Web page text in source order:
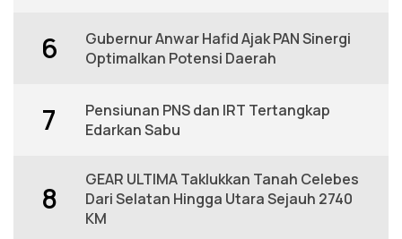
6
Gubernur Anwar Hafid Ajak PAN Sinergi
Optimalkan Potensi Daerah
7
Pensiunan PNS dan IRT Tertangkap
Edarkan Sabu
8
GEAR ULTIMA Taklukkan Tanah Celebes
Dari Selatan Hingga Utara Sejauh 2740
KM